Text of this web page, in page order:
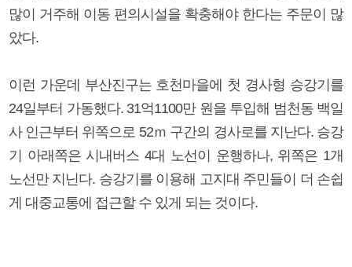
많이 거주해 이동 편의시설을 확충해야 한다는 주문이 많
았다.
이런 가운데 부산진구는 호천마을에 첫 경사형 승강기를
24일부터 가동했다. 31억1100만 원을 투입해 범천동 백일
사 인근부터 위쪽으로 52ｍ 구간의 경사로를 지난다. 승강
기 아래쪽은 시내버스 4대 노선이 운행하나, 위쪽은 1개
노선만 지닌다. 승강기를 이용해 고지대 주민들이 더 손쉽
게 대중교통에 접근할 수 있게 되는 것이다.